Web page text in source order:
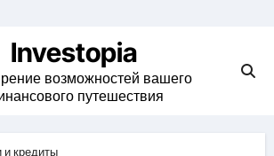
Investopia
возможностей вашего
путешествия
и кредиты